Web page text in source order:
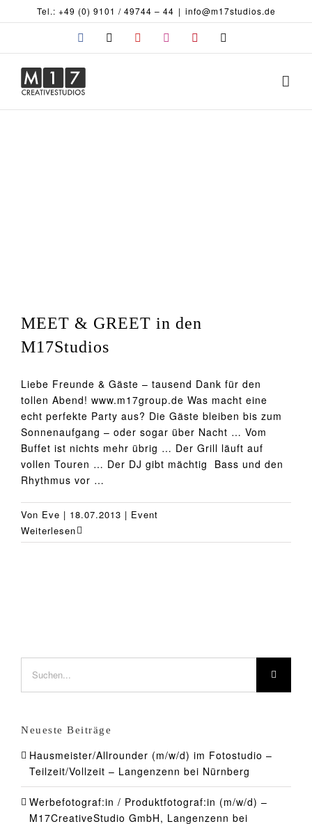
Inhalt
Tel.: +49 (0) 9101 / 49744 – 44 | info@m17studios.de
Facebook YouTubeInstagramPinterest
MEET & GREET in den M17Studios
Event
MEET & GREET in den
M17Studios
Liebe Freunde & Gäste – tausend Dank für den
tollen Abend! www.m17group.de Was macht eine
echt perfekte Party aus? Die Gäste bleiben bis zum
Sonnenaufgang – oder sogar über Nacht … Vom
Buffet ist nichts mehr übrig … Der Grill läuft auf
vollen Touren … Der DJ gibt mächtig Bass und den
Rhythmus vor …
Von Eve | 18.07.2013 | Event
Weiterlesen
nach:
Neueste Beiträge
Hausmeister/Allrounder (m/w/d) im Fotostudio –
Teilzeit/Vollzeit – Langenzenn bei Nürnberg
Werbefotograf:in / Produktfotograf:in (m/w/d) –
M17CreativeStudio GmbH, Langenzenn bei